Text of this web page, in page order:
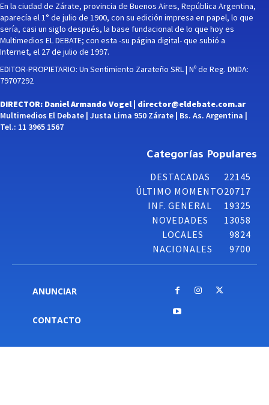
En la ciudad de Zárate, provincia de Buenos Aires, República Argentina,
aparecía el 1° de julio de 1900, con su edición impresa en papel, lo que
sería, casi un siglo después, la base fundacional de lo que hoy es
Multimedios EL DEBATE; con esta -su página digital- que subió a
Internet, el 27 de julio de 1997.
EDITOR-PROPIETARIO: Un Sentimiento Zarateño SRL | Nº de Reg. DNDA:
79707292
DIRECTOR: Daniel Armando Vogel | director@eldebate.com.ar
Multimedios El Debate | Justa Lima 950 Zárate | Bs. As. Argentina |
Tel.: 11 3965 1567
Categorías Populares
DESTACADAS
22145
ÚLTIMO MOMENTO20717
INF. GENERAL
19325
NOVEDADES
13058
LOCALES
9824
NACIONALES
9700
ANUNCIAR
CONTACTO